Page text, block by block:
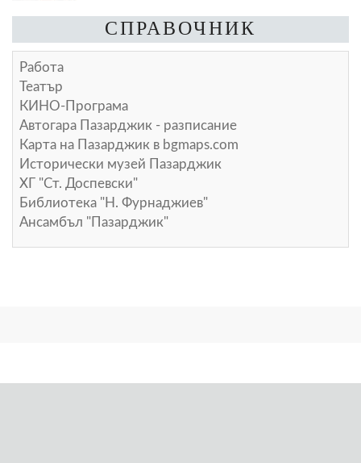
СПРАВОЧНИК
Работа
Театър
КИНО-Програма
Автогара Пазарджик - разписание
Карта на Пазарджик в bgmaps.com
Исторически музей Пазарджик
ХГ "Ст. Доспевски"
Библиотека "Н. Фурнаджиев"
Ансамбъл "Пазарджик"